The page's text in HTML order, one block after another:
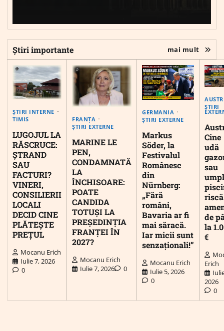
Știri importante mai mult
ȘTIRI INTERNE
TIMIS
LUGOJUL LA
RĂSCRUCE:
ȘTRAND
SAU
FACTURI?
VINERI,
CONSILIERII
LOCALI
DECID CINE
PLĂTEȘTE
PREȚUL
Mocanu Erich
Iulie 7, 2026
0
FRANȚA
ȘTIRI EXTERNE
MARINE LE
PEN,
CONDAMNATĂ
LA
ÎNCHISOARE:
POATE
CANDIDA
TOTUȘI LA
PREȘEDINȚIA
FRANȚEI ÎN
2027?
Mocanu Erich
Iulie 7, 2026
0
GERMANIA
ȘTIRI EXTERNE
Markus
Söder, la
Festivalul
Românesc
din
Nürnberg:
„Fără
români,
Bavaria ar fi
mai săracă.
Iar micii sunt
senzaționali!”
Mocanu Erich
Iulie 5, 2026
0
ȘTIRI
Cine
udă
sau
riscă
de
la
€
Erich
2026
0